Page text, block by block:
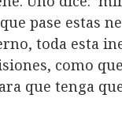
pase estas
toda esta
como
que tenga